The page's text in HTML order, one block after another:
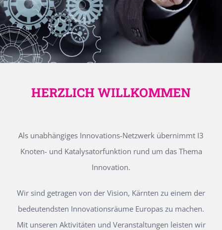
HERZLICH WILLKOMMEN
Als unabhängiges Innovations-Netzwerk übernimmt I3
Knoten- und Katalysatorfunktion rund um das Thema
Innovation.
Wir sind getragen von der Vision, Kärnten zu einem der
bedeutendsten Innovationsräume Europas zu machen.
Mit unseren Aktivitäten und Veranstaltungen leisten wir